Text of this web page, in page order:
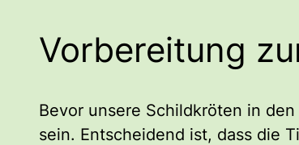
Vorbereitung
Bevor unsere Schildkröten in
sein. Entscheidend ist, dass die